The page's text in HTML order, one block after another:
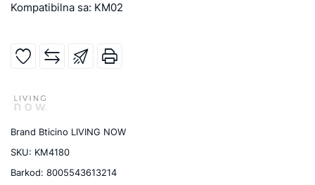
Kompatibilna sa: KM02
Brand Bticino LIVING NOW
SKU: KM4180
Barkod: 8005543613214